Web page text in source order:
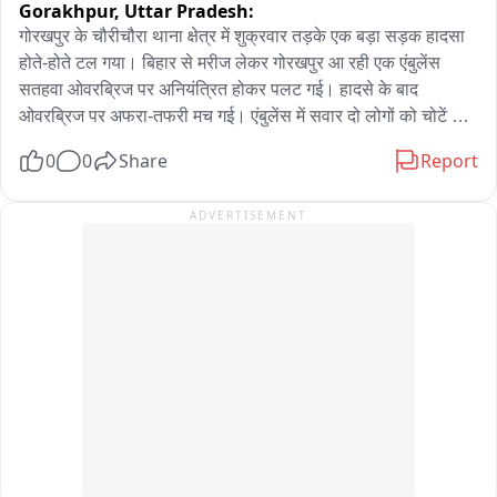
किलोलीटर का स्वच्छ जलाशय शामिल है। समारोह में कुलगुरु के एक वर्ष के
सफल कार्यकाल की उपलब्धि पुस्तिका का विमोचन भी किया गया।
Gorakhpur, Uttar Pradesh:
गोरखपुर के चौरीचौरा थाना क्षेत्र में शुक्रवार तड़के एक बड़ा सड़क हादसा
होते-होते टल गया। बिहार से मरीज लेकर गोरखपुर आ रही एक एंबुलेंस
सतहवा ओवरब्रिज पर अनियंत्रित होकर पलट गई। हादसे के बाद
ओवरब्रिज पर अफरा-तफरी मच गई। एंबुलेंस में सवार दो लोगों को चोटें
भेज दिया। हादसे की सूचना मिलते ही चौरीचौरा थाने की पुलिस मौके पर
0 0 Share Report
ADVERTISEMENT